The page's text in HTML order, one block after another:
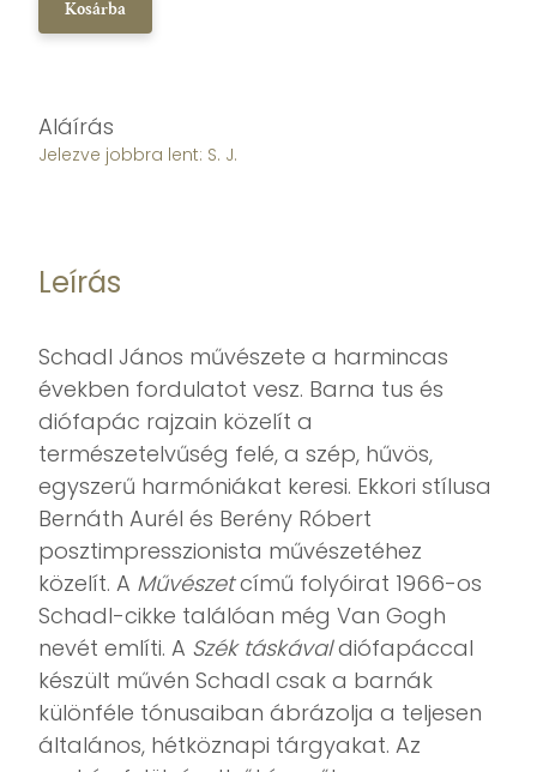
Kosárba
Aláírás
Jelezve jobbra lent: S. J.
Leírás
Schadl János művészete a harmincas
években fordulatot vesz. Barna tus és
diófapác rajzain közelít a
természetelvűség felé, a szép, hűvös,
egyszerű harmóniákat keresi. Ekkori stílusa
Bernáth Aurél és Berény Róbert
posztimpresszionista művészetéhez
közelít. A Művészetcímű folyóirat 1966-os
Schadl-cikke találóan még Van Gogh
nevét említi. A Szék táskávaldiófapáccal
készült művén Schadl csak a barnák
különféle tónusaiban ábrázolja a teljesen
általános, hétköznapi tárgyakat. Az